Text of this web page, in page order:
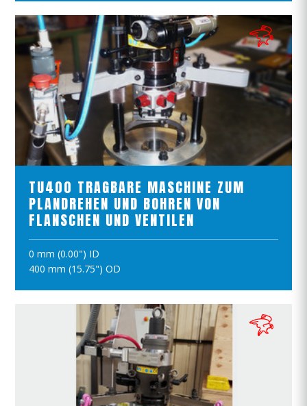
TU400 TRAGBARE MASCHINE ZUM
PLANDREHEN UND BOHREN VON
FLANSCHEN UND VENTILEN
0 mm (0.00") ID
400 mm (15.75") OD
PRODUKTE ANSCHAUEN